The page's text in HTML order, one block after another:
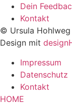
Dein
Kontakt
© Ursula Hohlweg
Design mit
Impressum
Datenschutz
Kontakt
HOME